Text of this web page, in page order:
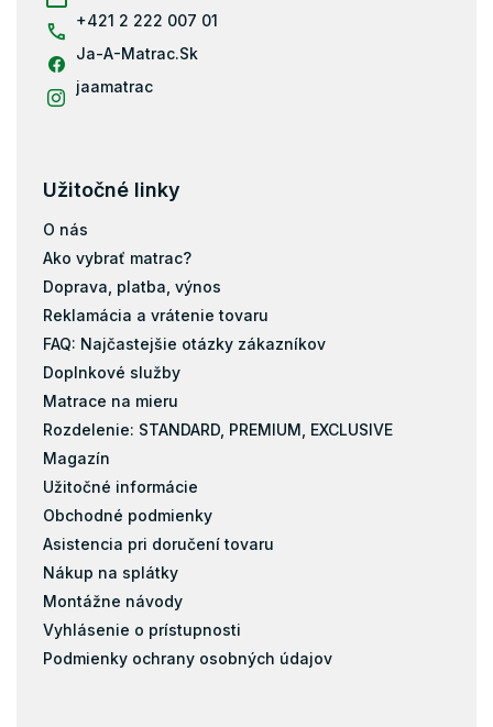
+421 2 222 007 01
Ja-A-Matrac.Sk
jaamatrac
Užitočné linky
O nás
Ako vybrať matrac?
Doprava, platba, výnos
Reklamácia a vrátenie tovaru
FAQ: Najčastejšie otázky zákazníkov
Doplnkové služby
Matrace na mieru
Rozdelenie: STANDARD, PREMIUM, EXCLUSIVE
Magazín
Užitočné informácie
Obchodné podmienky
Asistencia pri doručení tovaru
Nákup na splátky
Montážne návody
Vyhlásenie o prístupnosti
Podmienky ochrany osobných údajov